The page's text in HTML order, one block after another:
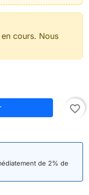
cours. Nous
favorite_border
de 2% de